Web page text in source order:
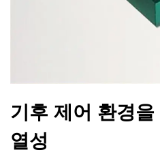
기후 제어 환경을
열성